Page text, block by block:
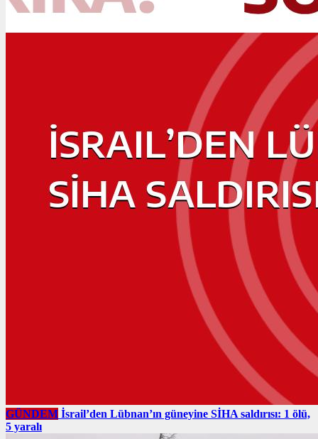
GÜNDEM İsrail’den Lübnan’ın güneyine SİHA saldırısı: 1 ölü,
5 yaralı